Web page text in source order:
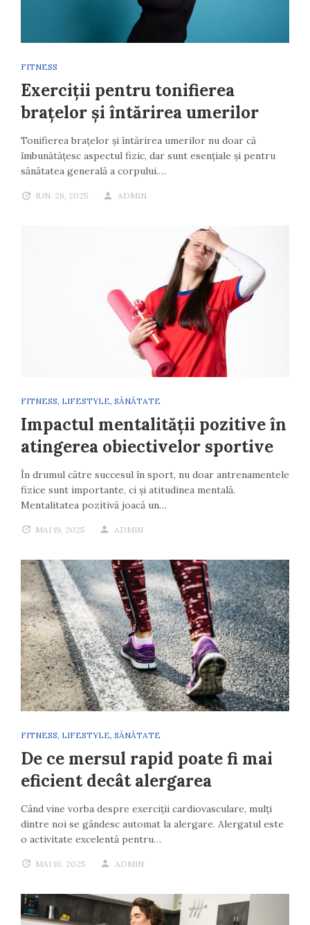
FITNESS
Exerciții pentru tonifierea
brațelor și întărirea umerilor
Tonifierea brațelor și întărirea umerilor nu doar că
îmbunătățesc aspectul fizic, dar sunt esențiale și pentru
sănătatea generală a corpului.…
IUN. 26, 2025 ADMIN
FITNESS, LIFESTYLE, SĂNĂTATE
Impactul mentalității pozitive în
atingerea obiectivelor sportive
În drumul către succesul în sport, nu doar antrenamentele
fizice sunt importante, ci și atitudinea mentală.
Mentalitatea pozitivă joacă un…
MAI 19, 2025 ADMIN
FITNESS, LIFESTYLE, SĂNĂTATE
De ce mersul rapid poate fi mai
eficient decât alergarea
Când vine vorba despre exerciții cardiovasculare, mulți
dintre noi se gândesc automat la alergare. Alergatul este
o activitate excelentă pentru…
MAI 10, 2025 ADMIN